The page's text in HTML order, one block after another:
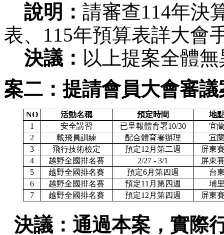
說明： 請審查114年決
表、115年預算表詳大會
決議： 以上提案全體
案二：提請會員大會審
NO 活動名稱 預定時間
地
1
安全講習 已呈報體育署10/30
宜
2
載飛員訓練 配合體育署辦理
宜
3
飛行技術檢定 預定12月第二週
屏東
4
越野全國排名賽 2/27 - 3/1
屏東
5
越野全國排名賽 預定6月第四週
台
6
越野全國排名賽 預定11月第四週
埔
7
越野全國排名賽 預定12月第四週 屏東
決議：通過本案，實際